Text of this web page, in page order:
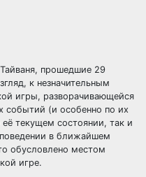
прошедшие 29
к незначительным
игры, разворачивающейся
событий (и особенно по их
её текущем состоянии, так и
в ближайшем
обусловлено местом
игре.